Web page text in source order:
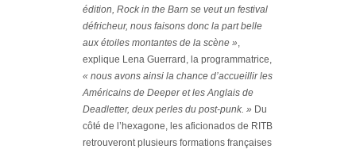
édition, Rock in the Barn se veut un festival
défricheur, nous faisons donc la part belle
aux étoiles montantes de la scène »,
explique Lena Guerrard, la programmatrice,
« nous avons ainsi la chance d’accueillir les
Américains de Deeper et les Anglais de
Deadletter, deux perles du post-punk. » Du
côté de l’hexagone, les aficionados de RITB
retrouveront plusieurs formations françaises